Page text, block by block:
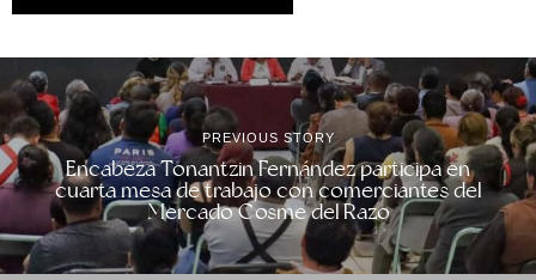
PREVIOUS STORY
Encabeza Tonantzin Fernández participa en
cuarta mesa de trabajo con comerciantes del
Mercado Cosme del Razo